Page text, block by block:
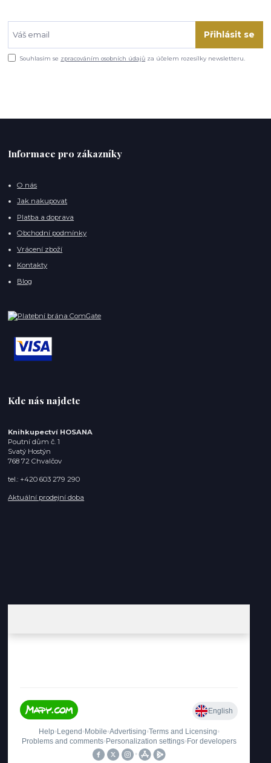
Přihlásit se
Souhlasím se zpracováním osobních údajů za účelem rozesílky newsletteru.
Informace pro zákazníky
O nás
Jak nakupovat
Platba a doprava
Obchodní podmínky
Vrácení zboží
Kontakty
Blog
Kde nás najdete
Knihkupectví HOSANA
Poutní dům č. 1
Svatý Hostýn
768 72 Chvalčov
tel.: +420 603 279 290
Aktuální prodejní doba